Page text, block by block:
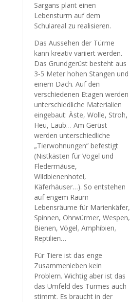
Sargans plant einen
Lebensturm auf dem
Schulareal zu realisieren.
Das Aussehen der Türme
kann kreativ variiert werden.
Das Grundgerüst besteht aus
3-5 Meter hohen Stangen und
einem Dach. Auf den
verschiedenen Etagen werden
unterschiedliche Materialien
eingebaut: Äste, Wolle, Stroh,
Heu, Laub… Am Gerüst
werden unterschiedliche
„Tierwohnungen“ befestigt
(Nistkästen für Vögel und
Fledermäuse,
Wildbienenhotel,
Käferhäuser…). So entstehen
auf engem Raum
Lebensräume für Marienkäfer,
Spinnen, Ohrwürmer, Wespen,
Bienen, Vögel, Amphibien,
Reptilien…
Für Tiere ist das enge
Zusammenleben kein
Problem. Wichtig aber ist das
das Umfeld des Turmes auch
stimmt. Es braucht in der